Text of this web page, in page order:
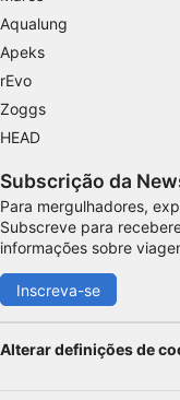
Aqualung
Apeks
rEvo
Zoggs
HEAD
Subscrição da
Para mergulhadores,
Subscreve para
informações sobre
Inscreva-se
Alterar definições de